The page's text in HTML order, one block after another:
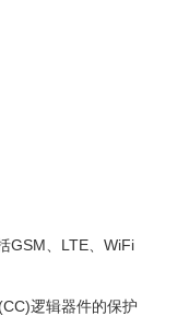
GSM、LTE、WiFi
逻辑器件的保护